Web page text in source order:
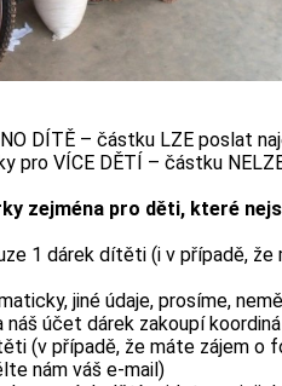
DÍTĚ – částku LZE poslat
pro VÍCE DĚTÍ – částku
zejména pro děti, které
1 dárek dítěti (i v případě, že
jiné údaje, prosíme,
účet dárek zakoupí
(v případě, že máte zájem o
nám váš e-mail)